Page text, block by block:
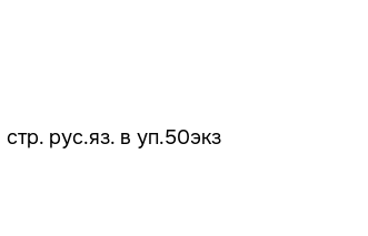
рус.яз. в уп.50экз